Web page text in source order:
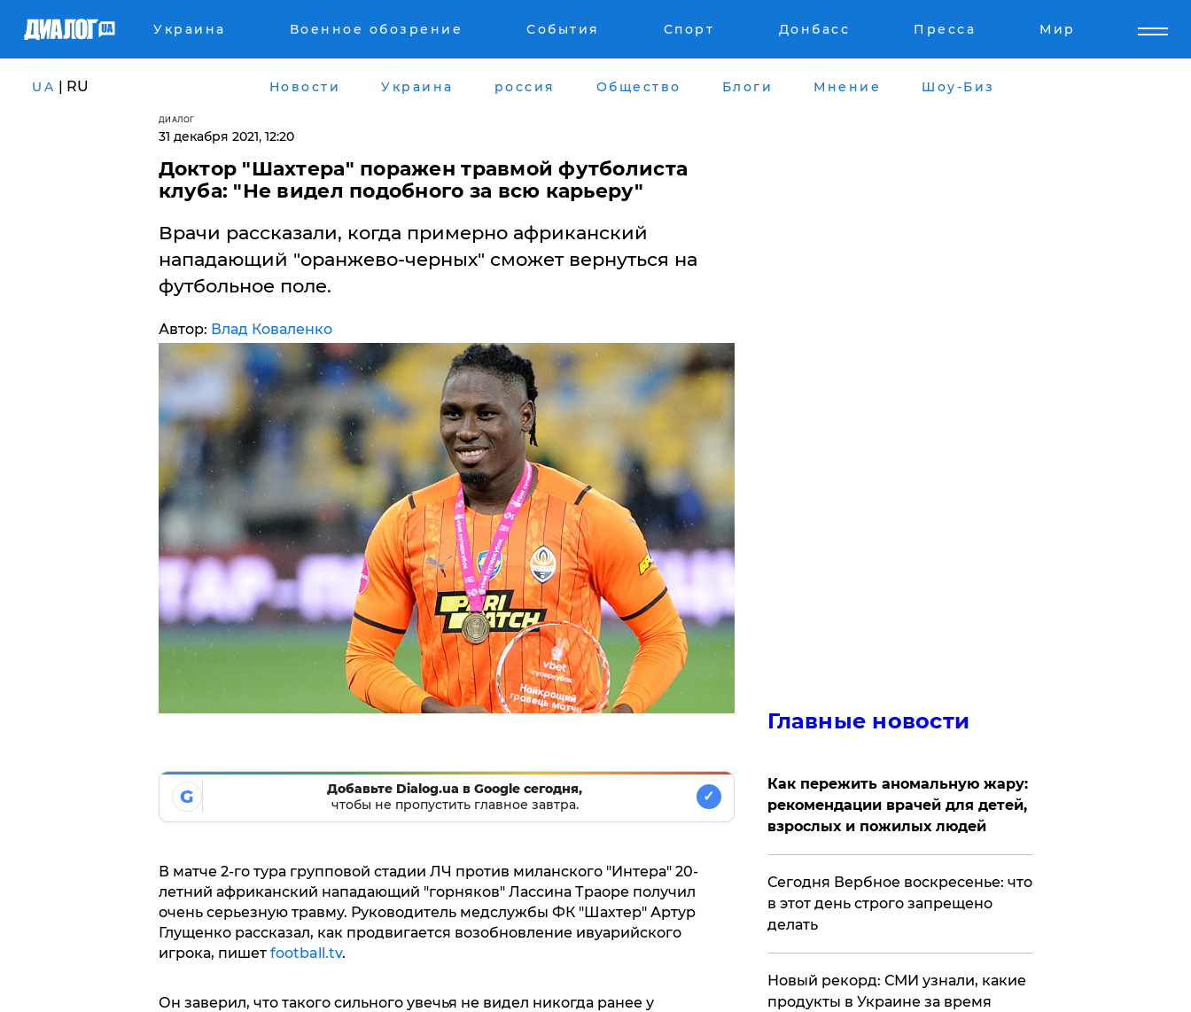
Украина Военное обозрение События Спорт Донбасс Пресса Мир
UA | RU Новости Украина россия Общество Блоги Мнение Шоу-Биз
ДИАЛОГ
31 декабря 2021, 12:20
Доктор "Шахтера" поражен травмой футболиста
клуба: "Не видел подобного за всю карьеру"
Врачи рассказали, когда примерно африканский
нападающий "оранжево-черных" сможет вернуться на
футбольное поле.
Автор: Влад Коваленко
G
Добавьте Dialog.ua в Google сегодня,
чтобы не пропустить главное завтра.
✓
В матче 2-го тура групповой стадии ЛЧ против миланского "Интера" 20-
летний африканский нападающий "горняков" Лассина Траоре получил
очень серьезную травму. Руководитель медслужбы ФК "Шахтер" Артур
Глущенко рассказал, как продвигается возобновление ивуарийского
игрока, пишет football.tv.
Он заверил, что такого сильного увечья не видел никогда ранее у
Главные новости
Как пережить аномальную жару:
рекомендации врачей для детей,
взрослых и пожилых людей
​Сегодня Вербное воскресенье: что
в этот день строго запрещено
делать
Новый рекорд: СМИ узнали, какие
продукты в Украине за время